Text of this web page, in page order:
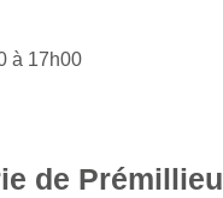
à 17h00
de Prémillieu